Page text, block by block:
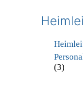
(3)